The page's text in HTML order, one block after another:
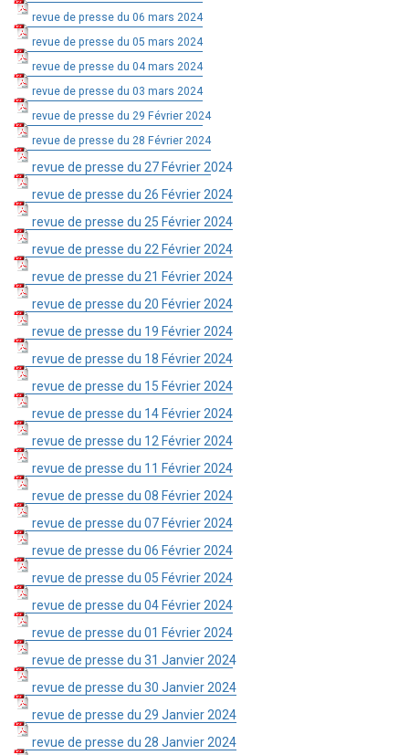
revue de presse du 06 mars 2024
revue de presse du 05 mars 2024
revue de presse du 04 mars 2024
revue de presse du 03 mars 2024
revue de presse du 29 Février 2024
revue de presse du 28 Février 2024
revue de presse du 27 Février 2024
revue de presse du 26 Février 2024
revue de presse du 25 Février 2024
revue de presse du 22 Février 2024
revue de presse du 21 Février 2024
revue de presse du 20 Février 2024
revue de presse du 19 Février 2024
revue de presse du 18 Février 2024
revue de presse du 15 Février 2024
revue de presse du 14 Février 2024
revue de presse du 12 Février 2024
revue de presse du 11 Février 2024
revue de presse du 08 Février 2024
revue de presse du 07 Février 2024
revue de presse du 06 Février 2024
revue de presse du 05 Février 2024
revue de presse du 04 Février 2024
revue de presse du 01 Février 2024
revue de presse du 31 Janvier 2024
revue de presse du 30 Janvier 2024
revue de presse du 29 Janvier 2024
revue de presse du 28 Janvier 2024